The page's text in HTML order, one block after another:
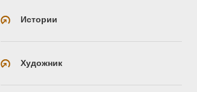
Истории
Художник